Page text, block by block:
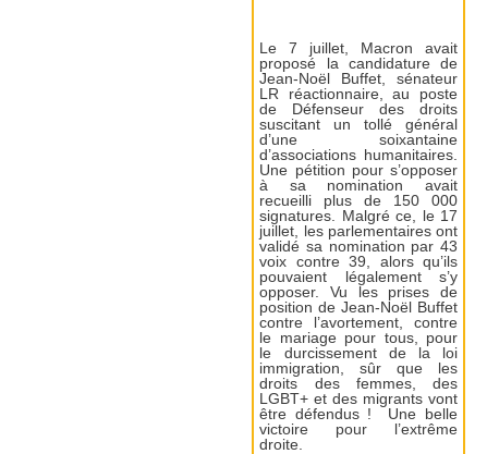
Le 7 juillet, Macron avait
proposé la candidature de
Jean-Noël Buffet, sénateur
LR réactionnaire, au poste
de Défenseur des droits
suscitant un tollé général
d’une soixantaine
d’associations humanitaires.
Une pétition pour s’opposer
à sa nomination avait
recueilli plus de 150 000
signatures. Malgré ce, le 17
juillet, les parlementaires ont
validé sa nomination par 43
voix contre 39, alors qu’ils
pouvaient légalement s’y
opposer. Vu les prises de
position de Jean-Noël Buffet
contre l’avortement, contre
le mariage pour tous, pour
le durcissement de la loi
immigration, sûr que les
droits des femmes, des
LGBT+ et des migrants vont
être défendus ! Une belle
victoire pour l’extrême
droite.